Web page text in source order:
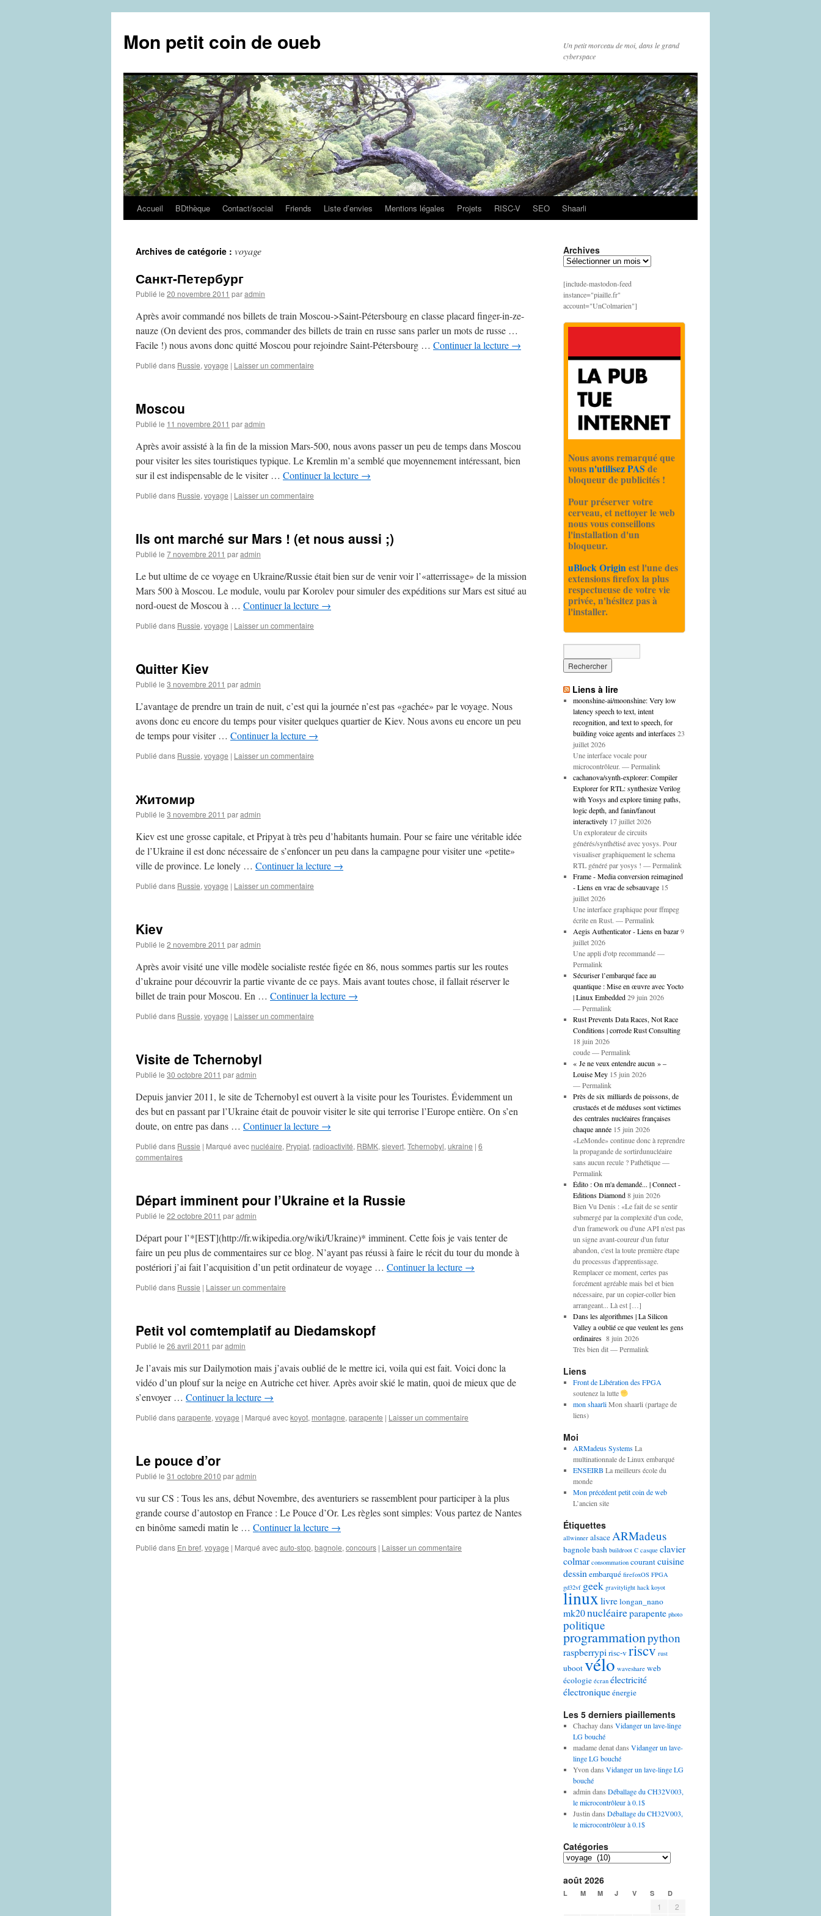
contenu
Mon petit coin de oueb
Un petit morceau de moi, dans le grand
cyberspace
Accueil BDthèque Contact/social Friends Liste d’envies Mentions légales Projets RISC-V SEO Shaarli
Archives de catégorie : voyage
Санкт-Петербург
Publié le 20 novembre 2011 paradmin
Après avoir commandé nos billets de train Moscou->Saint-Pétersbourg en classe placard finger-in-ze-
nauze (On devient des pros, commander des billets de train en russe sans parler un mots de russe …
Facile !) nous avons donc quitté Moscou pour rejoindre Saint-Pétersbourg … Continuer la lecture →
Publié dans Russie, voyage | Laisser un commentaire
Moscou
Publié le 11 novembre 2011 paradmin
Après avoir assisté à la fin de la mission Mars-500, nous avons passer un peu de temps dans Moscou
pour visiter les sites touristiques typique. Le Kremlin m’a semblé que moyennement intéressant, bien
sur il est indispensable de le visiter … Continuer la lecture →
Publié dans Russie, voyage | Laisser un commentaire
Ils ont marché sur Mars ! (et nous aussi ;)
Publié le 7 novembre 2011 paradmin
Le but ultime de ce voyage en Ukraine/Russie était bien sur de venir voir l’«atterrissage» de la mission
Mars 500 à Moscou. Le module, voulu par Korolev pour simuler des expéditions sur Mars est situé au
nord-ouest de Moscou à … Continuer la lecture →
Publié dans Russie, voyage | Laisser un commentaire
Quitter Kiev
Publié le 3 novembre 2011 paradmin
L’avantage de prendre un train de nuit, c’est qui la journée n’est pas «gachée» par le voyage. Nous
avons donc eu encore du temps pour visiter quelques quartier de Kiev. Nous avons eu encore un peu
de temps pour visiter … Continuer la lecture →
Publié dans Russie, voyage | Laisser un commentaire
Житомир
Publié le 3 novembre 2011 paradmin
Kiev est une grosse capitale, et Pripyat à très peu d’habitants humain. Pour se faire une véritable idée
de l’Ukraine il est donc nécessaire de s’enfoncer un peu dans la campagne pour visiter une «petite»
ville de province. Le lonely … Continuer la lecture →
Publié dans Russie, voyage | Laisser un commentaire
Kiev
Publié le 2 novembre 2011 paradmin
Après avoir visité une ville modèle socialiste restée figée en 86, nous sommes partis sur les routes
d’ukraine pour découvrir la partie vivante de ce pays. Mais avant toutes chose, il fallait réserver le
billet de train pour Moscou. En … Continuer la lecture →
Publié dans Russie, voyage | Laisser un commentaire
Visite de Tchernobyl
Publié le 30 octobre 2011 paradmin
Depuis janvier 2011, le site de Tchernobyl est ouvert à la visite pour les Touristes. Évidemment un
des but en passant par l’Ukraine était de pouvoir visiter le site qui terrorise l’Europe entière. On s’en
doute, on entre pas dans … Continuer la lecture →
Publié dans Russie | Marqué avec nucléaire, Prypiat, radioactivité, RBMK, sievert, Tchernobyl, ukraine | 6
commentaires
Départ imminent pour l’Ukraine et la Russie
Publié le 22 octobre 2011 paradmin
Départ pour l’*[EST](http://fr.wikipedia.org/wiki/Ukraine)* imminent. Cette fois je vais tenter de
faire un peu plus de commentaires sur ce blog. N’ayant pas réussi à faire le récit du tour du monde à
postériori j’ai fait l’acquisition d’un petit ordinateur de voyage … Continuer la lecture →
Publié dans Russie | Laisser un commentaire
Petit vol comtemplatif au Diedamskopf
Publié le 26 avril 2011 paradmin
Je l’avais mis sur Dailymotion mais j’avais oublié de le mettre ici, voila qui est fait. Voici donc la
vidéo d’un plouf sur la neige en Autriche cet hiver. Après avoir skié le matin, quoi de mieux que de
s’envoyer … Continuer la lecture →
Publié dansparapente, voyage | Marqué aveckoyot, montagne, parapente | Laisser un commentaire
Le pouce d’or
Publié le 31 octobre 2010 paradmin
vu sur CS : Tous les ans, début Novembre, des aventuriers se rassemblent pour participer à la plus
grande course d’autostop en France : Le Pouce d’Or. Les règles sont simples: Vous partez de Nantes
en binôme samedi matin le … Continuer la lecture →
Publié dans En bref, voyage | Marqué avecauto-stop, bagnole, concours | Laisser un commentaire
Archives
Archives
[include-mastodon-feed
instance="piaille.fr"
account="UnColmarien"]
Nous avons remarqué que
vousn'utilisez PAS de
bloqueur de publicités !
Pour préserver votre
cerveau, et nettoyer le web
nous vous conseillons
l'installation d'un
bloqueur.
uBlock Originest l'une des
extensions firefox la plus
respectueuse de votre vie
privée, n'hésitez pas à
l'installer.
Liens à lire
moonshine-ai/moonshine: Very low
latency speech to text, intent
recognition, and text to speech, for
building voice agents and interfaces 23
juillet 2026
Une interface vocale pour
microcontrôleur. — Permalink
cachanova/synth-explorer: Compiler
Explorer for RTL: synthesize Verilog
with Yosys and explore timing paths,
logic depth, and fanin/fanout
interactively 17 juillet 2026
Un explorateur de circuits
générés/synthétisé avec yosys. Pour
visualiser graphiquement le schema
RTL généré par yosys ! — Permalink
Frame - Media conversion reimagined
- Liens en vrac de sebsauvage 15
juillet 2026
Une interface graphique pour ffmpeg
écrite en Rust. — Permalink
Aegis Authenticator - Liens en bazar 9
juillet 2026
Une appli d'otp recommandé —
Permalink
Sécuriser l’embarqué face au
quantique : Mise en œuvre avec Yocto
| Linux Embedded 29 juin 2026
— Permalink
Rust Prevents Data Races, Not Race
Conditions | corrode Rust Consulting
18 juin 2026
coude — Permalink
« Je ne veux entendre aucun » –
Louise Mey 15 juin 2026
— Permalink
Près de six milliards de poissons, de
crustacés et de méduses sont victimes
des centrales nucléaires françaises
chaque année 15 juin 2026
«LeMonde» continue donc à reprendre
la propagande de sortirdunucléaire
sans aucun recule ? Pathétique —
Permalink
Édito : On m'a demandé... | Connect -
Editions Diamond 8 juin 2026
Bien Vu Denis : «Le fait de se sentir
submergé par la complexité d'un code,
d'un framework ou d'une API n'est pas
un signe avant-coureur d'un futur
abandon, c'est la toute première étape
du processus d'apprentissage.
Remplacer ce moment, certes pas
forcément agréable mais bel et bien
nécessaire, par un copier-coller bien
arrangeant... Là est […]
Dans les algorithmes | La Silicon
Valley a oublié ce que veulent les gens
ordinaires 8 juin 2026
Très bien dit — Permalink
Liens
Front de Libération des FPGA
soutenez la lutte
mon shaarliMon shaarli (partage de
liens)
Moi
ARMadeus SystemsLa
multinationnale de Linux embarqué
ENSEIRB La meilleurs école du
monde
Mon précédent petit coin de web
L’ancien site
Étiquettes
allwinner alsaceARMadeus
bagnolebash buildroot C casque clavier
colmar consommation courantcuisine
dessin embarqué firefoxOS FPGA
gd32vf geek gravitylight hack koyot
linuxlivrelongan_nano
mk20nucléaireparapente photo
politique
programmationpython
raspberrypi risc-vriscv rust
ubootvélo waveshare web
écologie écran électricité
électroniqueénergie
Les 5 derniers piaillements
Chachaydans Vidanger un lave-linge
LG bouché
madame denatdans Vidanger un lave-
linge LG bouché
Yvon dans Vidanger un lave-linge LG
bouché
admin dans Déballage du CH32V003,
le microcontrôleur à 0.1$
Justin dans Déballage du CH32V003,
le microcontrôleur à 0.1$
Catégories
Catégories
août 2026
L M M J V S D
1 2